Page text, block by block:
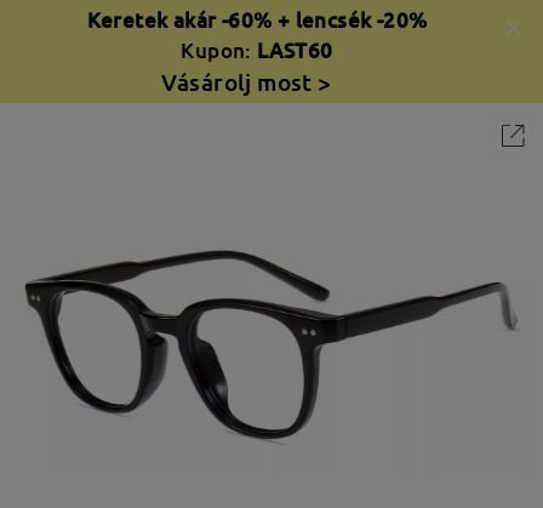
Keretek akár -60% + lencsék -20%
Kupon: LAST60
Vásárolj most >